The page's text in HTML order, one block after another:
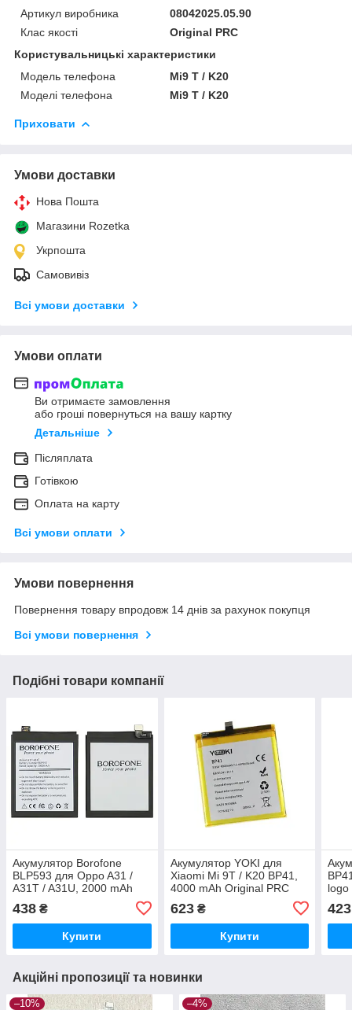
Артикул виробника
08042025.05.90
Клас якості
Original PRC
Користувальницькі характеристики
Модель телефона
Mi9 T / K20
Моделі телефона
Mi9 T / K20
Приховати
Умови доставки
Нова Пошта
Магазини Rozetka
Укрпошта
Самовивіз
Всі умови доставки
Умови оплати
Ви отримаєте замовлення
або гроші повернуться на вашу картку
Детальніше
Післяплата
Готівкою
Оплата на карту
Всі умови оплати
Умови повернення
Повернення товару впродовж 14 днів за рахунок покупця
Всі умови повернення
Подібні товари компанії
Акумулятор Borofone
BLP593 для Oppo A31 /
A31T / A31U, 2000 mAh
438 ₴
Купити
Акумулятор YOKI для
Xiaomi Mi 9T / K20 BP41,
4000 mAh Original PRC
623₴
Купити
logo
423
Акційні пропозиції та новинки
–10% –4%